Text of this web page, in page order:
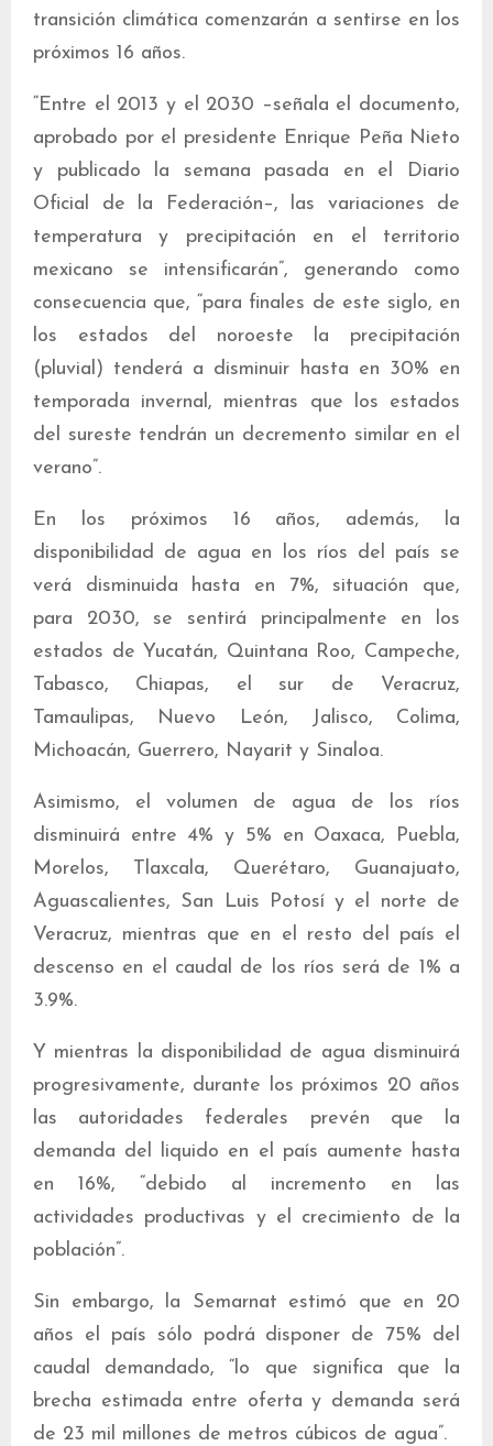
transición climática comenzarán a sentirse en los
próximos 16 años.
“Entre el 2013 y el 2030 –señala el documento,
aprobado por el presidente Enrique Peña Nieto
y publicado la semana pasada en el Diario
Oficial de la Federación–, las variaciones de
temperatura y precipitación en el territorio
mexicano se intensificarán”, generando como
consecuencia que, “para finales de este siglo, en
los estados del noroeste la precipitación
(pluvial) tenderá a disminuir hasta en 30% en
temporada invernal, mientras que los estados
del sureste tendrán un decremento similar en el
verano”.
En los próximos 16 años, además, la
disponibilidad de agua en los ríos del país se
verá disminuida hasta en 7%, situación que,
para 2030, se sentirá principalmente en los
estados de Yucatán, Quintana Roo, Campeche,
Tabasco, Chiapas, el sur de Veracruz,
Tamaulipas, Nuevo León, Jalisco, Colima,
Michoacán, Guerrero, Nayarit y Sinaloa.
Asimismo, el volumen de agua de los ríos
disminuirá entre 4% y 5% en Oaxaca, Puebla,
Morelos, Tlaxcala, Querétaro, Guanajuato,
Aguascalientes, San Luis Potosí y el norte de
Veracruz, mientras que en el resto del país el
descenso en el caudal de los ríos será de 1% a
3.9%.
Y mientras la disponibilidad de agua disminuirá
progresivamente, durante los próximos 20 años
las autoridades federales prevén que la
demanda del liquido en el país aumente hasta
en 16%, “debido al incremento en las
actividades productivas y el crecimiento de la
población”.
Sin embargo, la Semarnat estimó que en 20
años el país sólo podrá disponer de 75% del
caudal demandado, “lo que significa que la
brecha estimada entre oferta y demanda será
de 23 mil millones de metros cúbicos de agua”.